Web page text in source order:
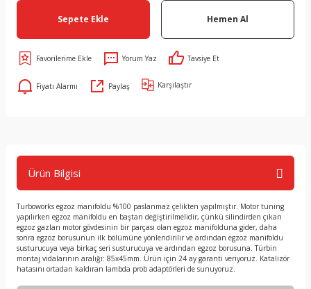
Sepete Ekle Hemen Al
Yorum Yaz Tavsiye Et
Fiyatı Alarmı Paylaş Karşılaştır
Ürün Bilgisi
Turboworks egzoz manifoldu %100 paslanmaz çelikten yapılmıştır. Motor tuning
yapılırken egzoz manifoldu en baştan değiştirilmelidir, çünkü silindirden çıkan
egzoz gazları motor gövdesinin bir parçası olan egzoz manifolduna gider, daha
sonra egzoz borusunun ilk bölümüne yönlendirilir ve ardından egzoz manifoldu
susturucuya veya birkaç seri susturucuya ve ardından egzoz borusuna. Türbin
montaj vidalarının aralığı: 85x45mm. Ürün için 24 ay garanti veriyoruz. Katalizör
hatasını ortadan kaldıran lambda prob adaptörleri de sunuyoruz.